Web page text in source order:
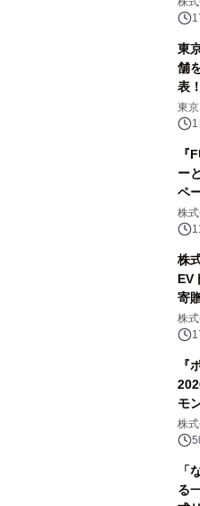
東
舗
表！
東
1
『
ー
ペ
GR
メ
株
株
EV
寄
株
『
モ
た
ル
株
5
「
る